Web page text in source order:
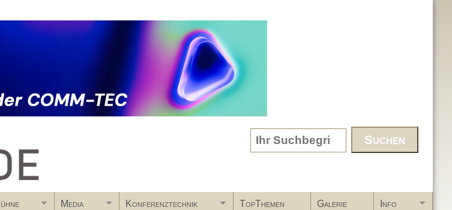
Search form
Media Konferenztechnik TopThemen Galerie Info